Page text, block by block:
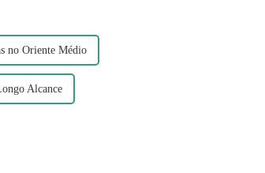
no Oriente Médio
Alcance